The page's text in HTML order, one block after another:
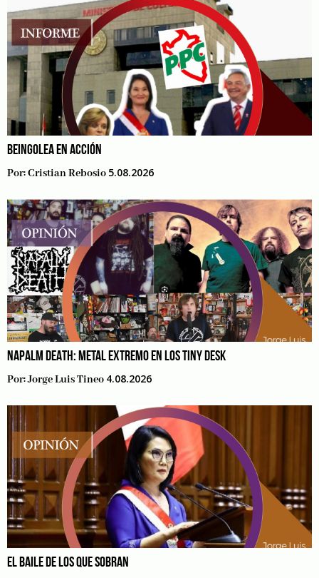
BEINGOLEA EN ACCIÓN
Por:Cristian Rebosio 5.08.2026
NAPALM DEATH: METAL EXTREMO EN LOS TINY DESK
Por:Jorge Luis Tineo 4.08.2026
EL BAILE DE LOS QUE SOBRAN